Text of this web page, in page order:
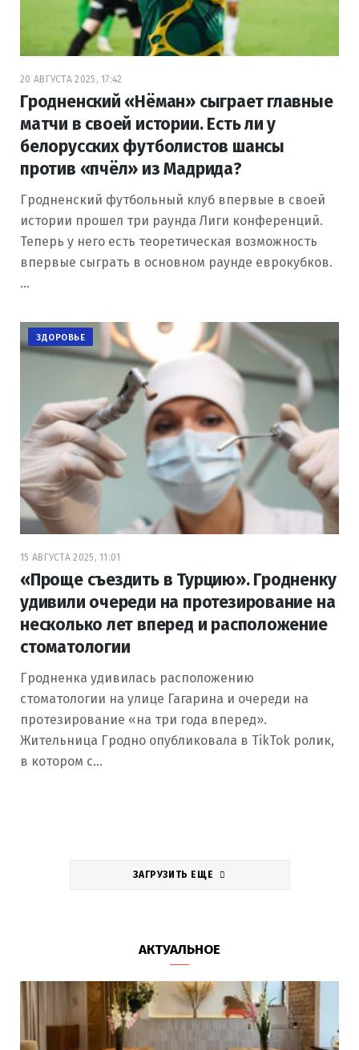
20 АВГУСТА 2025, 17:42
Гродненский «Нёман» сыграет главные
матчи в своей истории. Есть ли у
белорусских футболистов шансы
против «пчёл» из Мадрида?
Гродненский футбольный клуб впервые в своей
истории прошел три раунда Лиги конференций.
Теперь у него есть теоретическая возможность
впервые сыграть в основном раунде еврокубков.
…
ЗДОРОВЬЕ
15 АВГУСТА 2025, 11:01
«Проще съездить в Турцию». Гродненку
удивили очереди на протезирование на
несколько лет вперед и расположение
стоматологии
Гродненка удивилась расположению
стоматологии на улице Гагарина и очереди на
протезирование «на три года вперед».
Жительница Гродно опубликовала в TikTok ролик,
в котором с…
ЗАГРУЗИТЬ ЕЩЕ
АКТУАЛЬНОЕ